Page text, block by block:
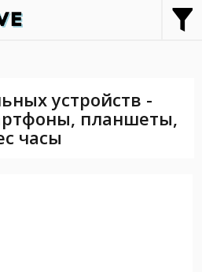
устройств -
планшеты,
часы